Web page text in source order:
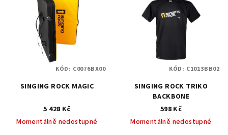
SINGING ROCK MAGIC
5 428 Kč
Momentálně nedostupné
KÓD: C0076BX00
SINGING ROCK TRIKO
BACKBONE
598 Kč
Momentálně nedostupné
KÓD: C1013BB02